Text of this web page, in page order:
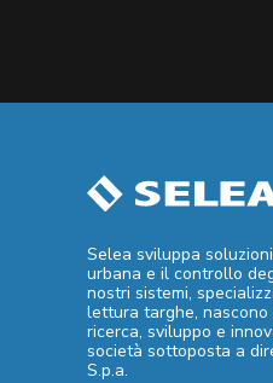
Selea sviluppa
urbana e il controllo
nostri sistemi,
lettura targhe,
ricerca, sviluppo e
società sottoposta a
S.p.a.